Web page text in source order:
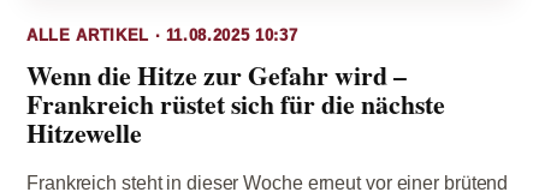
ALLE ARTIKEL · 11.08.2025 10:37
Wenn die Hitze zur Gefahr wird –
Frankreich rüstet sich für die nächste
Hitzewelle
Frankreich steht in dieser Woche erneut vor einer brütend